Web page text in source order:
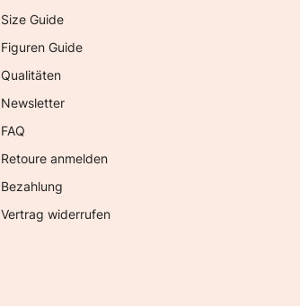
Size Guide
Figuren Guide
Qualitäten
Newsletter
FAQ
Retoure anmelden
Bezahlung
Vertrag widerrufen